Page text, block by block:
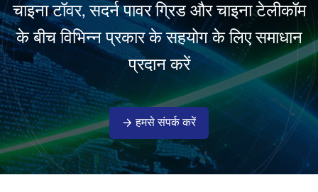
isolati...
चाइना टॉवर, सदर्न पावर ग्रिड और चाइना टेलीकॉम
के बीच विभिन्न प्रकार के सहयोग के लिए समाधान
प्रदान करें
हमसे संपर्क करें